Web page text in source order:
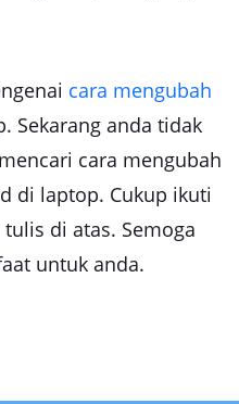
cara mengubah
Sekarang anda tidak
cara mengubah
di laptop. Cukup ikuti
di atas. Semoga
untuk anda.